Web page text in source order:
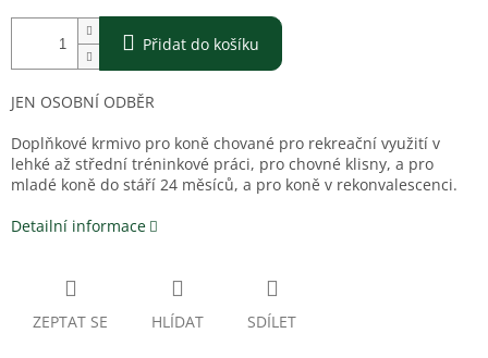
Přidat do košíku
JEN OSOBNÍ ODBĚR
Doplňkové krmivo pro koně chované pro rekreační využití v
lehké až střední tréninkové práci, pro chovné klisny, a pro
mladé koně do stáří 24 měsíců, a pro koně v rekonvalescenci.
Detailní informace
ZEPTAT SE HLÍDAT SDÍLET